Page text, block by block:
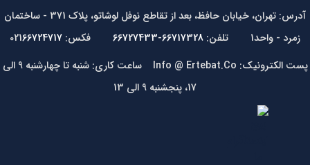
آدرس: تهران، خیابان حافظ، بعد از تقاطع نوفل لوشاتو، پلاک 371 - ساختمان
زمرد - واحد1 تلفن:
66717328-66727433 فکس: 021 66724717
پست الکترونیک: Info @ Ertebat.Co ساعت کاری: شنبه تا چهارشنبه 9 الی
17، پنجشنبه 9 الی 13